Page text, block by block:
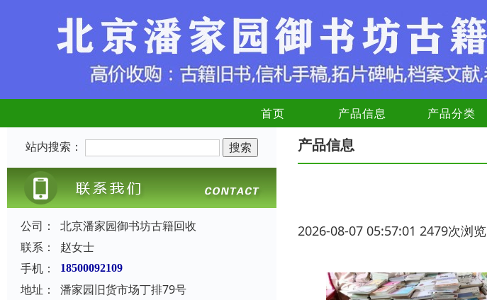
首页 产品信息 产品分类
站内搜索：
公司：
北京潘家园御书坊古籍回收
联系：
赵女士
手机：
18500092109
地址：
潘家园旧货市场丁排79号
产品信息
2026-08-07 05:57:01 2479次浏览